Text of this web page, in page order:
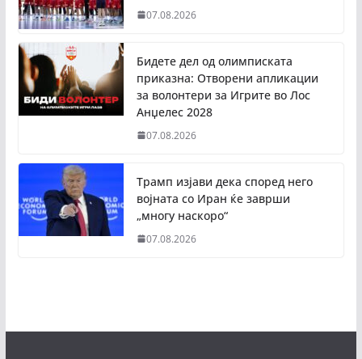
07.08.2026
Бидете дел од олимписката
приказна: Отворени апликации
за волонтери за Игрите во Лос
Анџелес 2028
07.08.2026
Трамп изјави дека според него
војната со Иран ќе заврши
„многу наскоро“
07.08.2026